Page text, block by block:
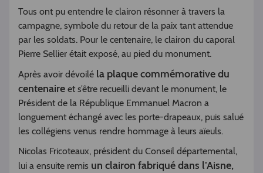
Tous ont pu entendre le clairon résonner à travers la
campagne, symbole du retour de la paix tant attendue
par les soldats. Pour le centenaire, le clairon du caporal
Pierre Sellier était exposé, au pied du monument.
Après avoir dévoilé la plaque commémorative du
centenaire et s’être recueilli devant le monument, le
Président de la République Emmanuel Macron a
longuement échangé avec les porte-drapeaux, puis salué
les collégiens venus rendre hommage à leurs aïeuls.
Nicolas Fricoteaux, président du Conseil départemental,
lui a ensuite remis un clairon fabriqué dans l’Aisne,